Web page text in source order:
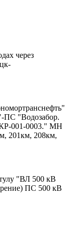
через
ПС "Водозабор.
001-0003." МН
201км, 208км,
"ВЛ 500 кВ
ПС 500 кВ